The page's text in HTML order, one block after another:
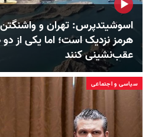
اسوشیتدپرس: تهران و واشنگتن
هرمز نزدیک است؛ اما یکی از
عقب‌نشینی کنند
سیاسی و اجتماعی